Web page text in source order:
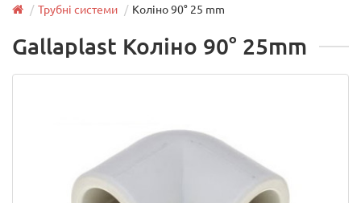
Трубні системи Коліно 90° 25 mm
Gallaplast Коліно 90° 25mm